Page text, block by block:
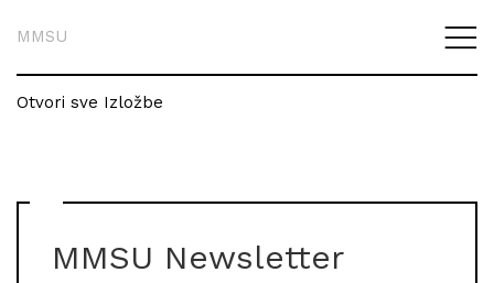
MMSU
Otvori sve Izložbe
MMSU Newsletter